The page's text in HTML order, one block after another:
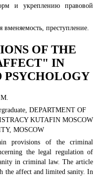
и укреплению правовой
вменяемость, преступление.
OF THE
IN
DEPARTMENT OF
KUTAFIN MOSCOW
MOSCOW
provisions of the criminal
the legal regulation of
in criminal law. The article
the affect and limited sanity. In